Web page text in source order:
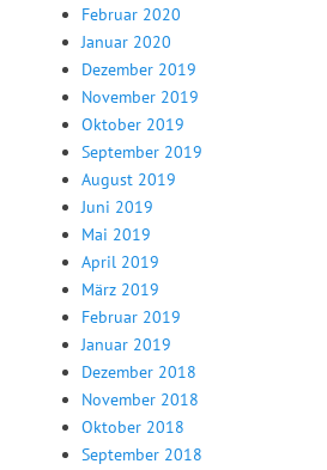
Februar 2020
Januar 2020
Dezember 2019
November 2019
Oktober 2019
September 2019
August 2019
Juni 2019
Mai 2019
April 2019
März 2019
Februar 2019
Januar 2019
Dezember 2018
November 2018
Oktober 2018
September 2018